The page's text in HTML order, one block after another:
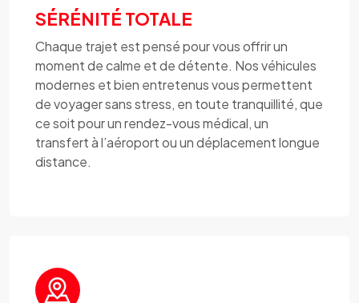
SÉRÉNITÉ TOTALE
Chaque trajet est pensé pour vous offrir un
moment de calme et de détente. Nos véhicules
modernes et bien entretenus vous permettent
de voyager sans stress, en toute tranquillité, que
ce soit pour un rendez-vous médical, un
transfert à l’aéroport ou un déplacement longue
distance.